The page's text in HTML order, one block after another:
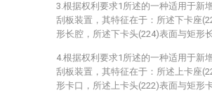
3.根据权利要求1所述的一种适用于新
刮板装置，其特征在于：所述下卡座
形长腔，所述下卡头(224)表面与矩形
4.根据权利要求1所述的一种适用于新
刮板装置，其特征在于：所述上卡座
形卡口，所述上卡头(222)表面与矩形